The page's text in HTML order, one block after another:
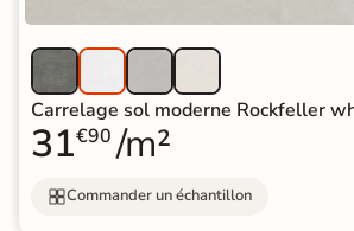
Carrelage sol moderne Rockfeller
31€90 /m²
Commander un échantillon